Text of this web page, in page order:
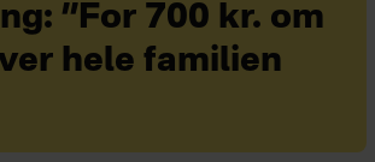
”For 700 kr. om
hele familien